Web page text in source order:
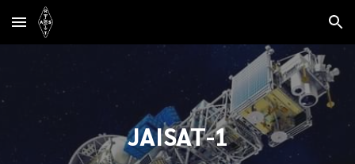
Skip to main content Skip to navigation
JAISAT-1